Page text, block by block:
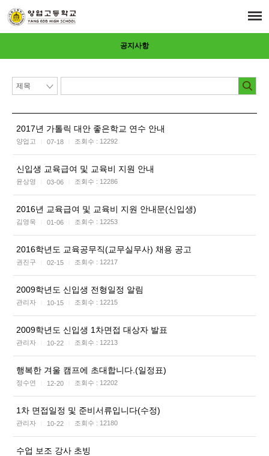
공지사항
2017년 가톨릭 대안 좋은학교 연수 안내
양업고 07-18 조회수 : 12292
신입생 교육급여 및 교육비 지원 안내
윤상영 03-06 조회수 : 12286
2016년 교육급여 및 교육비 지원 안내문(신입생)
김영욱 01-06 조회수 : 12253
2016학년도 교육공무직(교무실무사) 채용 공고
권진구 02-15 조회수 : 12217
2009학년도 신입생 전형일정 알림
관리자 10-15 조회수 : 12215
2009학년도 신입생 1차면접 대상자 발표
관리자 10-22 조회수 : 12213
행복한 겨울 캠프에 초대합니다.(일정표)
정수연 12-20 조회수 : 12202
1차 면접일정 및 준비서류입니다(수정)
관리자 10-22 조회수 : 12180
수업 보조 강사 초빙